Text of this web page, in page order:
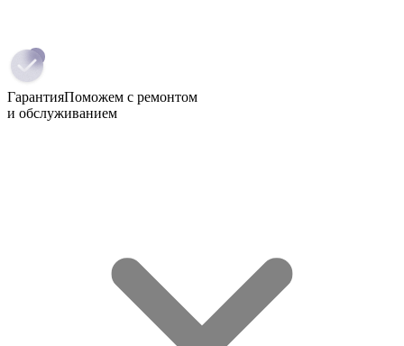
ГарантияПоможем с ремонтом
и обслуживанием